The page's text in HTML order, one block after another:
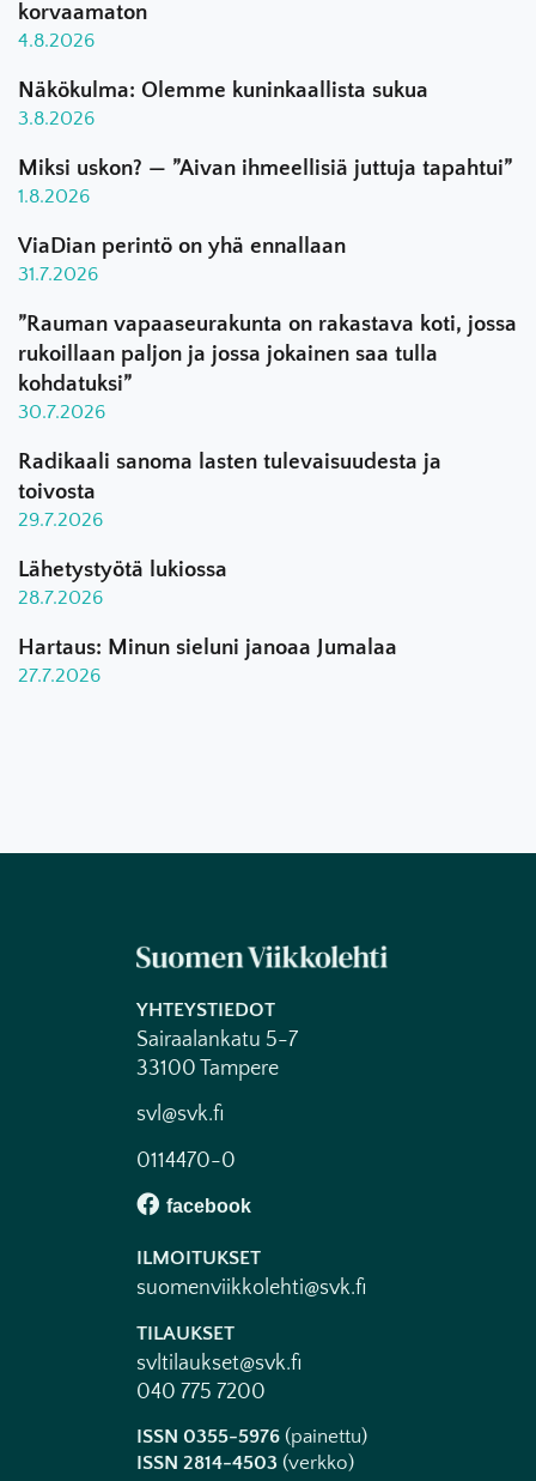
korvaamaton
4.8.2026
Näkökulma: Olemme kuninkaallista sukua
3.8.2026
Miksi uskon? — ”Aivan ihmeellisiä juttuja tapahtui”
1.8.2026
ViaDian perintö on yhä ennallaan
31.7.2026
”Rauman vapaaseurakunta on rakastava koti, jossa
rukoillaan paljon ja jossa jokainen saa tulla
kohdatuksi”
30.7.2026
Radikaali sanoma lasten tulevaisuudesta ja
toivosta
29.7.2026
Lähetystyötä lukiossa
28.7.2026
Hartaus: Minun sieluni janoaa Jumalaa
27.7.2026
YHTEYSTIEDOT
Sairaalankatu 5-7
33100 Tampere
svl@svk.fi
0114470-0
ILMOITUKSET
suomenviikkolehti@svk.fi
TILAUKSET
svltilaukset@svk.fi
040 775 7200
ISSN 0355-5976 (painettu)
ISSN 2814-4503 (verkko)